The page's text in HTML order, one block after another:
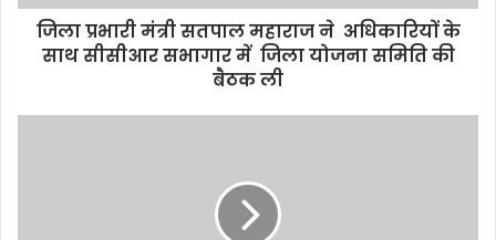
जिला प्रभारी मंत्री सतपाल महाराज ने अधिकारियों के
साथ सीसीआर सभागार में जिला योजना समिति की
बैठक ली